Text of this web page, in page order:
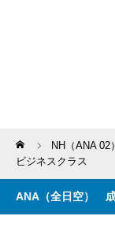
Home NH（ANA 02）
ビジネスクラス
ANA（全日空）